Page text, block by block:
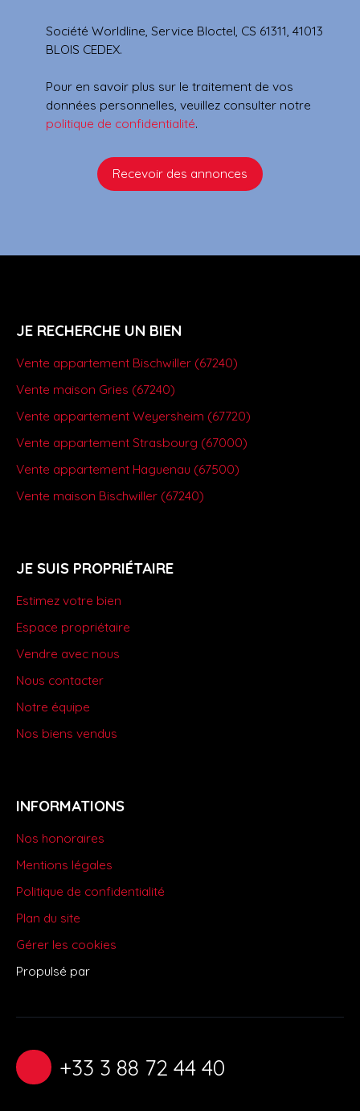
Société Worldline, Service Bloctel, CS 61311, 41013
BLOIS CEDEX.
Pour en savoir plus sur le traitement de vos
données personnelles, veuillez consulter notre
politique de confidentialité.
Recevoir des annonces
JE RECHERCHE UN BIEN
Vente appartement Bischwiller (67240)
Vente maison Gries (67240)
Vente appartement Weyersheim (67720)
Vente appartement Strasbourg (67000)
Vente appartement Haguenau (67500)
Vente maison Bischwiller (67240)
JE SUIS PROPRIÉTAIRE
Estimez votre bien
Espace propriétaire
Vendre avec nous
Nous contacter
Notre équipe
Nos biens vendus
INFORMATIONS
Nos honoraires
Mentions légales
Politique de confidentialité
Plan du site
Gérer les cookies
Propulsé par
+33 3 88 72 44 40